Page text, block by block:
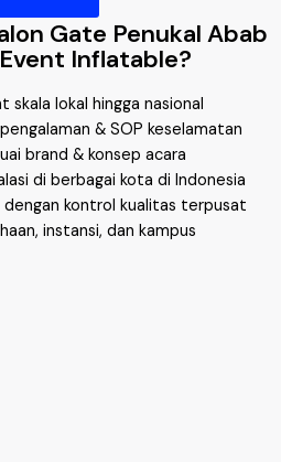
Gate Penukal Abab
Inflatable?
lokal hingga nasional
& SOP keselamatan
brand & konsep acara
di berbagai kota di Indonesia
kontrol kualitas terpusat
instansi, dan kampus